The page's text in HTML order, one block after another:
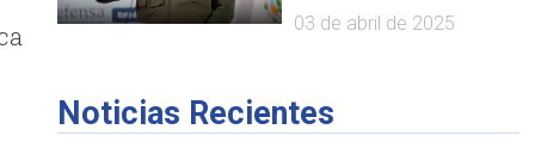
03 de abril de 2025
Noticias Recientes